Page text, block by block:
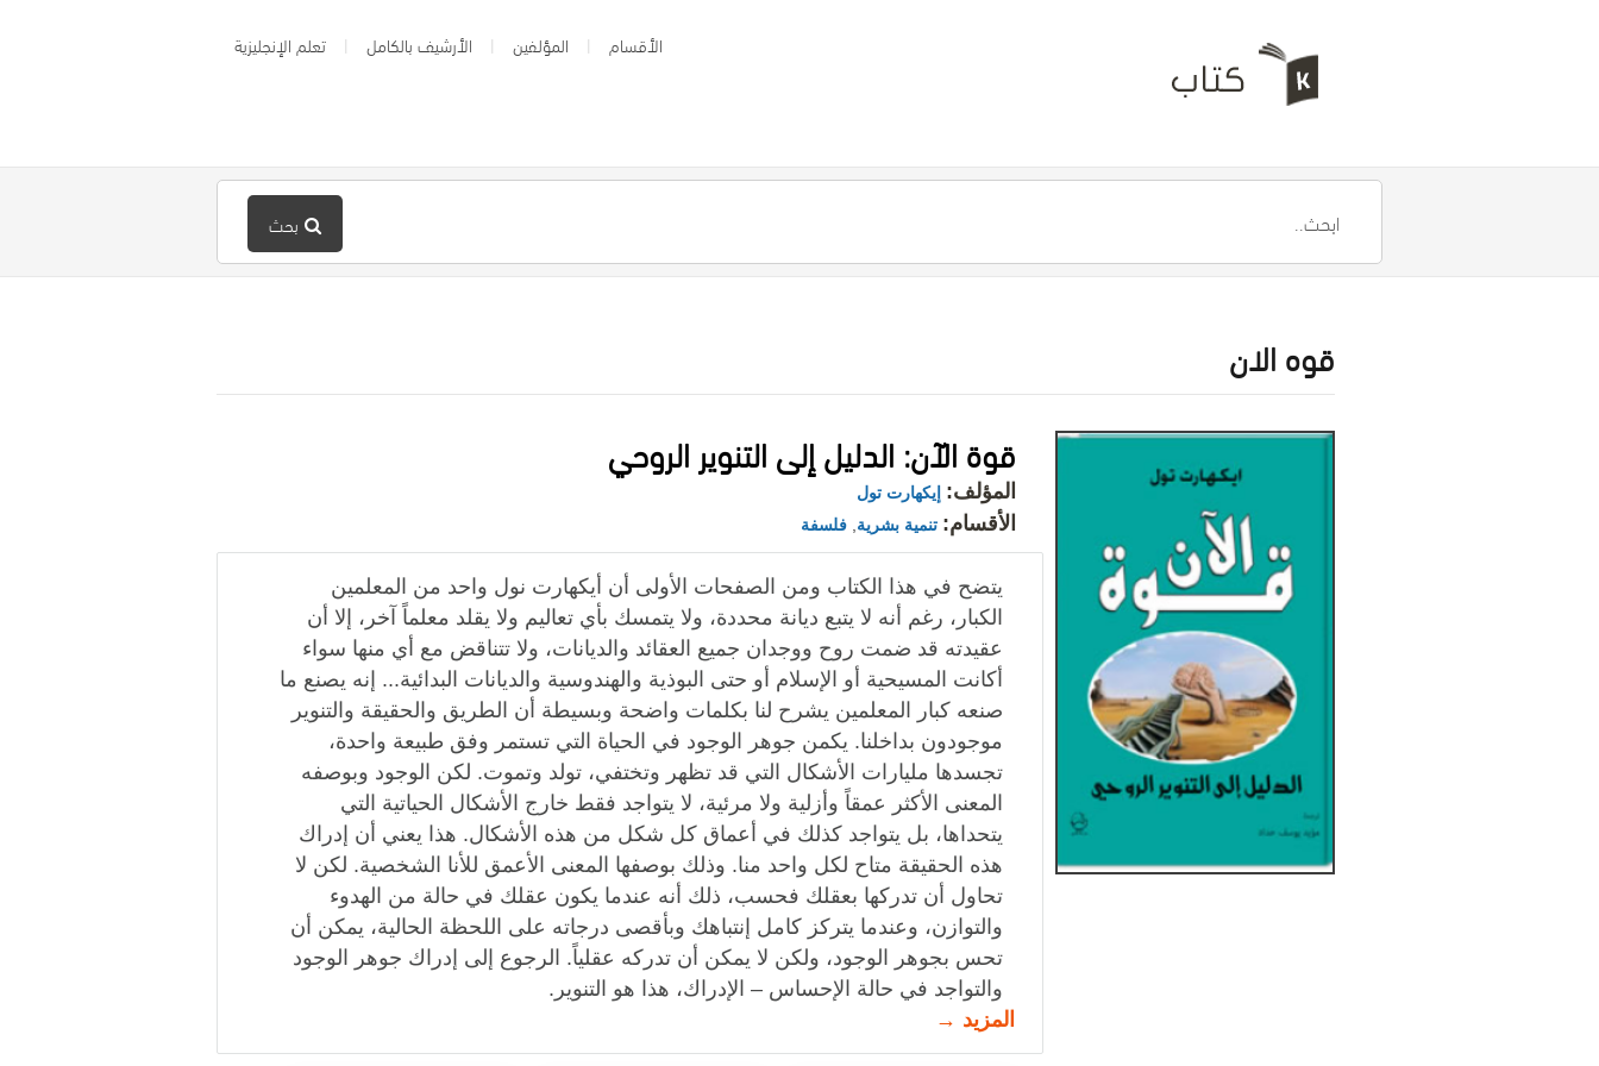
الأقسام المؤلفين الأرشيف بالكامل تعلم الإنجليزية
بحث
قوه الان
قوة الآن: الدليل إلى التنوير الروحي
المؤلف: إيكهارت تول
الأقسام: تنمية بشرية فلسفة
يتضح في هذا الكتاب ومن الصفحات الأولى أن أيكهارت نول واحد من المعلمين
الكبار، رغم أنه لا يتبع ديانة محددة، ولا يتمسك بأي تعاليم ولا يقلد معلماً آخر، إلا أن
عقيدته قد ضمت روح ووجدان جميع العقائد والديانات، ولا تتناقض مع أي منها سواء
أكانت المسيحية أو الإسلام أو حتى البوذية والهندوسية والديانات البدائية... إنه يصنع ما
صنعه كبار المعلمين يشرح لنا بكلمات واضحة وبسيطة أن الطريق والحقيقة والتنوير
موجودون بداخلنا. يكمن جوهر الوجود في الحياة التي تستمر وفق طبيعة واحدة،
تجسدها مليارات الأشكال التي قد تظهر وتختفي، تولد وتموت. لكن الوجود وبوصفه
المعنى الأكثر عمقاً وأزلية ولا مرئية، لا يتواجد فقط خارج الأشكال الحياتية التي
يتحداها، بل يتواجد كذلك في أعماق كل شكل من هذه الأشكال. هذا يعني أن إدراك
هذه الحقيقة متاح لكل واحد منا. وذلك بوصفها المعنى الأعمق للأنا الشخصية. لكن لا
تحاول أن تدركها بعقلك فحسب، ذلك أنه عندما يكون عقلك في حالة من الهدوء
والتوازن، وعندما يتركز كامل إنتباهك وبأقصى درجاته على اللحظة الحالية، يمكن أن
تحس بجوهر الوجود، ولكن لا يمكن أن تدركه عقلياً. الرجوع إلى إدراك جوهر الوجود
والتواجد في حالة الإحساس – الإدراك، هذا هو التنوير.
المزيد →